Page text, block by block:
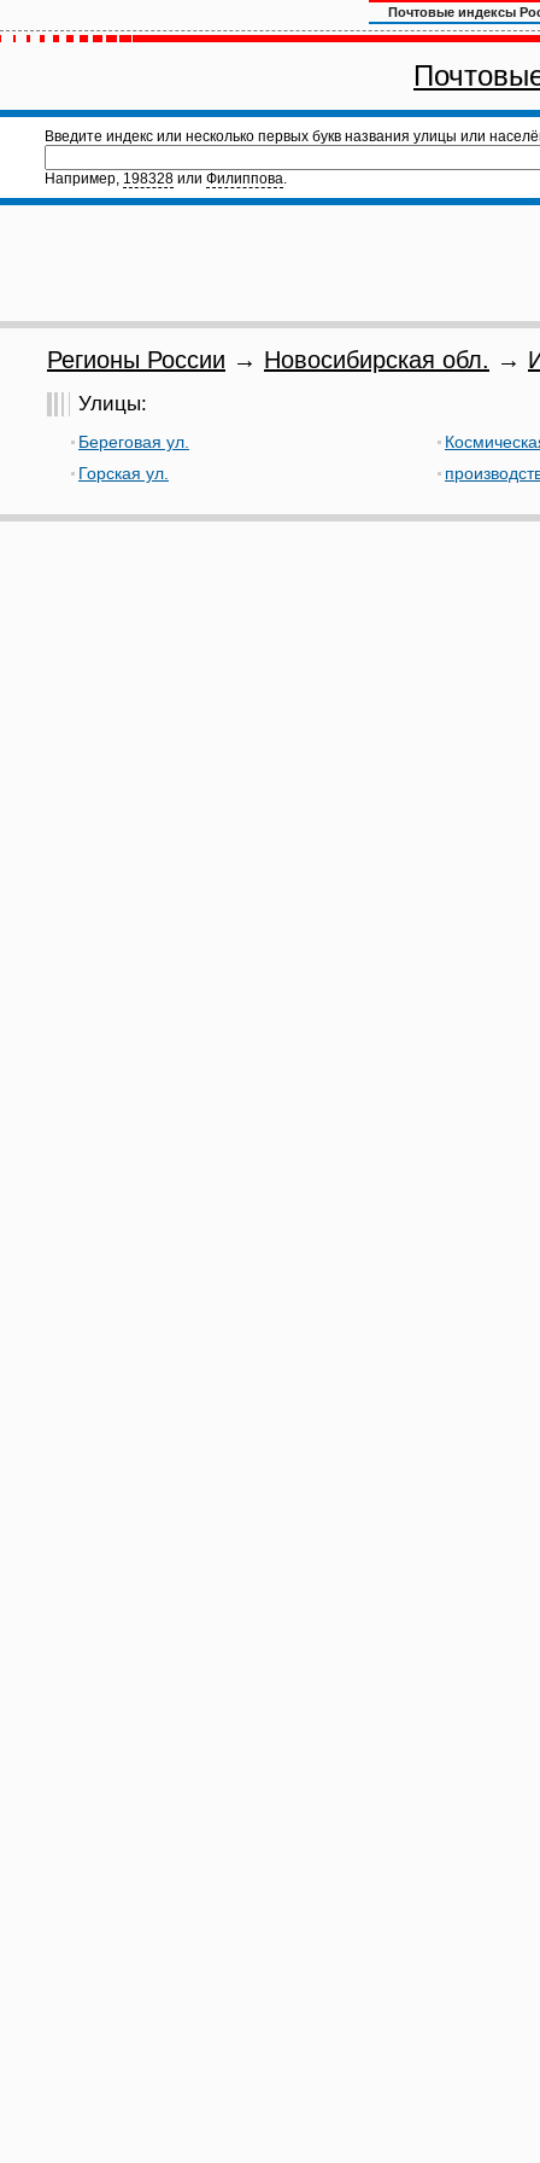
Почтовые индексы
Введите индекс или несколько первых букв названия улицы или
Например, 198328 или Филиппова.
Регионы России → Новосибирская обл. →
Улицы:
Береговая ул.
Горская ул.